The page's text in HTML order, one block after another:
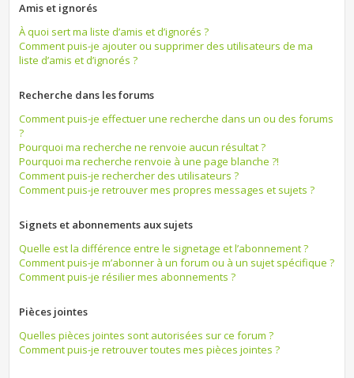
Amis et ignorés
À quoi sert ma liste d’amis et d’ignorés ?
Comment puis-je ajouter ou supprimer des utilisateurs de ma
liste d’amis et d’ignorés ?
Recherche dans les forums
Comment puis-je effectuer une recherche dans un ou des forums
?
Pourquoi ma recherche ne renvoie aucun résultat ?
Pourquoi ma recherche renvoie à une page blanche ?!
Comment puis-je rechercher des utilisateurs ?
Comment puis-je retrouver mes propres messages et sujets ?
Signets et abonnements aux sujets
Quelle est la différence entre le signetage et l’abonnement ?
Comment puis-je m’abonner à un forum ou à un sujet spécifique ?
Comment puis-je résilier mes abonnements ?
Pièces jointes
Quelles pièces jointes sont autorisées sur ce forum ?
Comment puis-je retrouver toutes mes pièces jointes ?